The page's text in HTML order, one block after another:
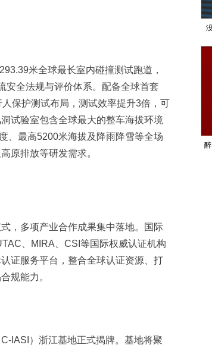
米全球最长室内碰撞测试跑道，
安全法规与评价体系。配备全球首套
保护测试布局，测试效率提升3倍，可
试验室包含全球最大的整车海拔环境
、最高5200米海拔及降雨降雪等全场
原排放等研发需求。
，多项产业合作成果集中落地。国际
、MIRA、CSI等国际权威认证机构
证服务平台，整合全球认证资源、打
规能力。
IASI）浙江基地正式揭牌。基地将聚